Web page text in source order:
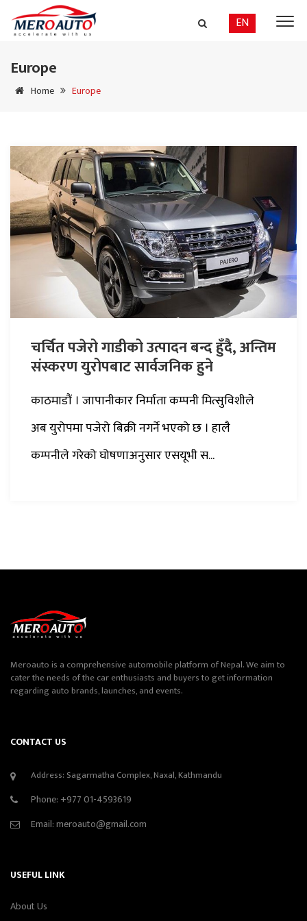
EN
Europe
Home Europe
चर्चित पजेरो गाडीको उत्पादन बन्द हुँदै, अन्तिम
संस्करण युरोपबाट सार्वजनिक हुने
काठमाडौं । जापानीकार निर्माता कम्पनी मित्सुविशीले
अब युरोपमा पजेरो बिक्री नगर्ने भएको छ । हालै
कम्पनीले गरेको घोषणाअनुसार एसयूभी स...
Meroauto is a comprehensive automobile platform of Nepal. We aim to
cater the needs of the car enthusiasts and buyers to get information
regarding auto brands, launches, and events.
CONTACT US
Address: Sagarmatha Complex, Naxal, Kathmandu
Phone: +977 01-4593619
Email:meroauto@gmail.com
USEFUL LINK
About Us